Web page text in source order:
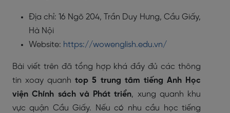
Địa chỉ: 16 Ngõ 204, Trần Duy Hưng, Cầu Giấy,
Hà Nội
Website: https://wowenglish.edu.vn/
Bài viết trên đã tổng hợp khá đầy đủ các thông
tin xoay quanh top 5 trung tâm tiếng Anh Học
viện Chính sách và Phát triển, xung quanh khu
vực quận Cầu Giấy. Nếu có nhu cầu học tiếng